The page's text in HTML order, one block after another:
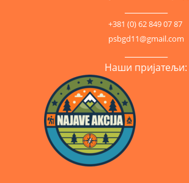
+381 (0) 62 849 07 87
psbgd11@gmail.com
Наши пријатељи: